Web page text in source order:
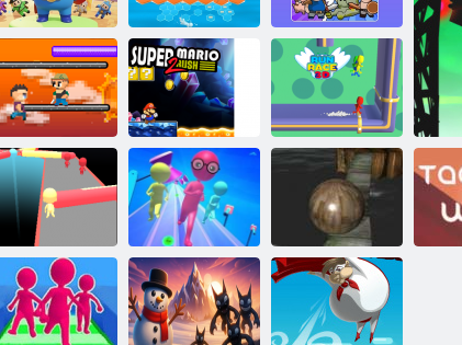
Puiši Stumble
Heroes
Hexfall io
Izrāvienu
komanda
Pikseļu Runner
Super Mario
Rush 2
Run Race 3d
Fun Race 3d
Fun Run Race
3d
Extreme
Balancer 3D